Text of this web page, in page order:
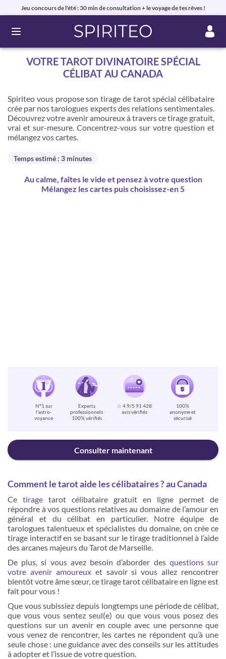
Jeu concours de l'été : 30 min de consultation + le voyage de tes rêves !
Ouvrir le menu
VOTRE TAROT DIVINATOIRE SPÉCIAL
CÉLIBAT AU CANADA
Spiriteo vous propose son tirage de tarot spécial célibataire
crée par nos tarologues experts des relations sentimentales.
Découvrez votre avenir amoureux à travers ce tirage gratuit,
vrai et sur-mesure. Concentrez-vous sur votre question et
mélangez vos cartes.
Temps estimé : 3 minutes
Au calme, faîtes le vide et pensez à votre question
Mélangez les cartes puis choisissez-en 5
N°1 sur
l'astro-
voyance
Experts
professionnels
100% vérifiés
☆ 4.9/5 91 428
avis vérifiés
100%
anonyme et
sécurisé
Consulter maintenant
Comment le tarot aide les célibataires ? au Canada
Ce tirage tarot célibataire gratuit en ligne permet de
répondre à vos questions relatives au domaine de l’amour en
général et du célibat en particulier. Notre équipe de
tarologues talentueux et spécialistes du domaine, on crée ce
tirage interactif en se basant sur le tirage traditionnel à l’aide
des arcanes majeurs du Tarot de Marseille.
De plus, si vous avez besoin d’aborder des questions sur
votre avenir amoureux et savoir si vous allez rencontrer
bientôt votre âme sœur, ce tirage tarot célibataire en ligne est
fait pour vous !
Que vous subissiez depuis longtemps une période de célibat,
que vous vous sentez seul(e) ou que vous vous posez des
questions sur un avenir en couple avec une personne que
vous venez de rencontrer, les cartes ne répondent qu’à une
seule chose : une guidance avec des conseils sur les attitudes
à adopter et l’issue de votre question.